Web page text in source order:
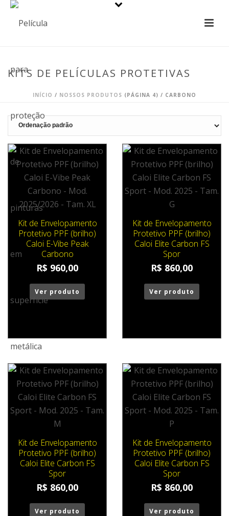
KITS DE PELÍCULAS PROTETIVAS
INÍCIO / NOSSOS PRODUTOS (PÁGINA 4) / CARBONO
Kit de Envelopamento
Protetivo PPF (brilho)
Caloi E-Vibe Peak
Carbono
R$ 960,00
Ver produto
Kit de Envelopamento
Protetivo PPF (brilho)
Caloi Elite Carbon FS
Spor
R$ 860,00
Ver produto
Kit de Envelopamento
Protetivo PPF (brilho)
Caloi Elite Carbon FS
Spor
R$ 860,00
Ver produto
Kit de Envelopamento
Protetivo PPF (brilho)
Caloi Elite Carbon FS
Spor
R$ 860,00
Ver produto